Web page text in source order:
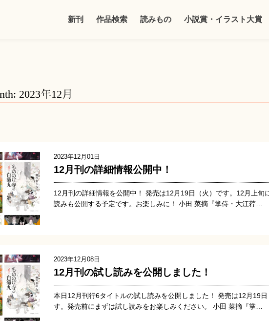
新刊 作品検索 読みもの 小説賞・イラスト大賞
2023年12月
2023年12月01日
12月刊の詳細情報公開中！
12月刊の詳細情報を公開中！ 発売は12月19日（火）です。12月上旬
読みも公開する予定です。お楽しみに！ 小田 菜摘『掌侍・大江荇…
2023年12月08日
12月刊の試し読みを公開しました！
本日12月刊行6タイトルの試し読みを公開しました！ 発売は12月19日
す。発売前にまずは試し読みをお楽しみください。 小田 菜摘『掌…